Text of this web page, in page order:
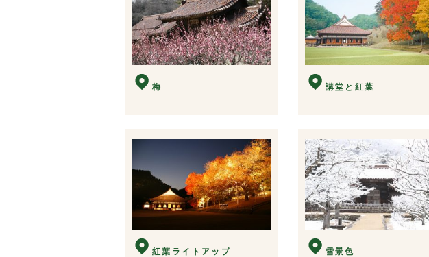
梅 講堂と紅葉
紅葉ライトアップ 雪景色